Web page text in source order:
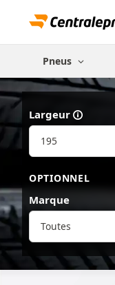
Pneus
Largeur
OPTIONNEL
Marque
Toutes